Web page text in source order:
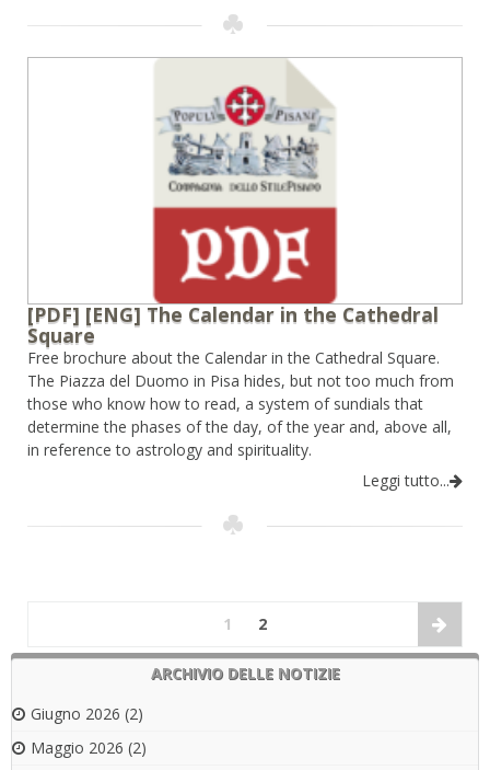
[PDF] [ENG] The Calendar in the Cathedral
Square
Free brochure about the Calendar in the Cathedral Square.
The Piazza del Duomo in Pisa hides, but not too much from
those who know how to read, a system of sundials that
determine the phases of the day, of the year and, above all,
in reference to astrology and spirituality.
Leggi tutto...
1 2
ARCHIVIO DELLE NOTIZIE
Giugno 2026 (2)
Maggio 2026 (2)